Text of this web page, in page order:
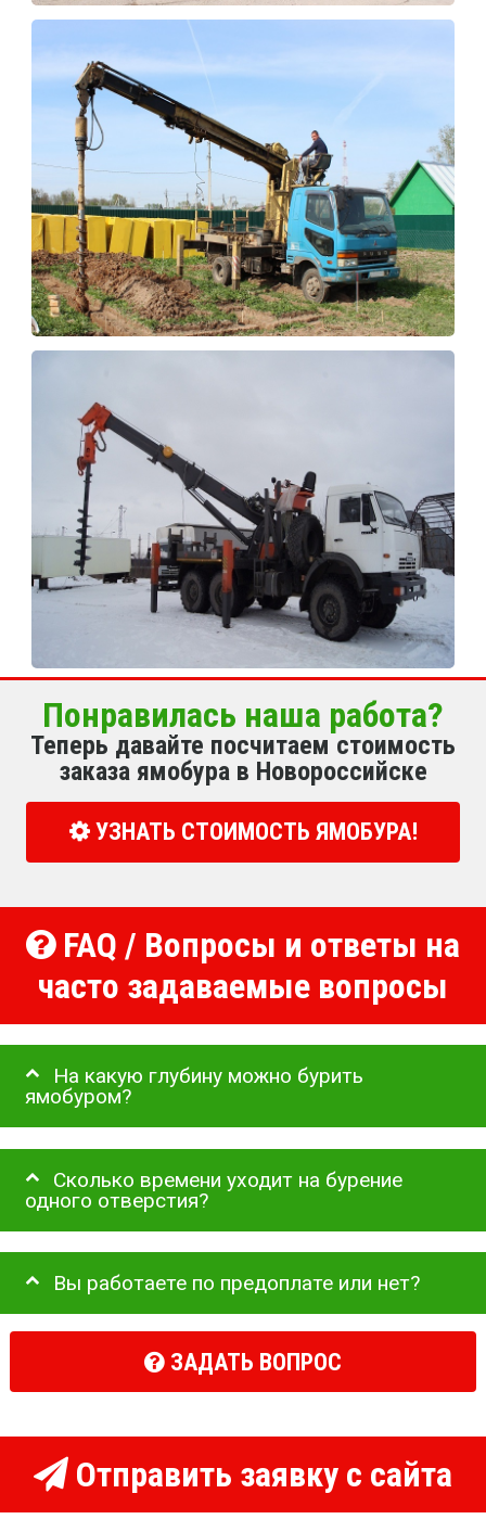
Понравилась наша работа?
Теперь давайте посчитаем стоимость
заказа ямобура в Новороссийске
УЗНАТЬ СТОИМОСТЬ ЯМОБУРА!
FAQ / Вопросы и ответы на
часто задаваемые вопросы
На какую глубину можно бурить
ямобуром?
Сколько времени уходит на бурение
одного отверстия?
Вы работаете по предоплате или нет?
ЗАДАТЬ ВОПРОС
Отправить заявку с сайта